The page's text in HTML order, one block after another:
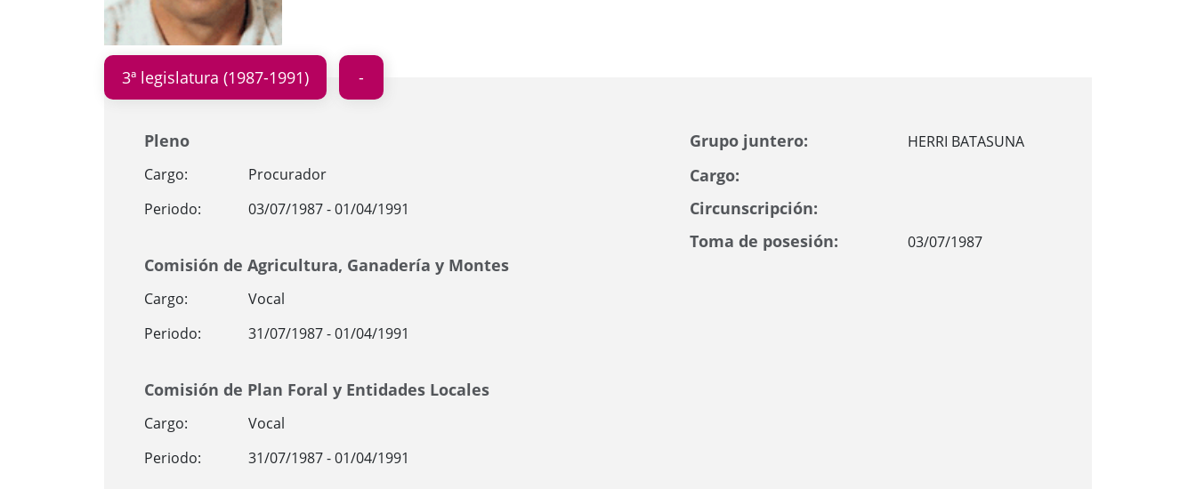
3ª legislatura (1987-1991)
Pleno
Cargo:
Procurador
Periodo:
03/07/1987 - 01/04/1991
Comisión de Agricultura, Ganadería y Montes
Cargo:
Vocal
Periodo:
31/07/1987 - 01/04/1991
Comisión de Plan Foral y Entidades Locales
Cargo:
Vocal
Periodo:
31/07/1987 - 01/04/1991
Grupo juntero: HERRI BATASUNA
Cargo:
Circunscripción:
Toma de posesión:
03/07/1987